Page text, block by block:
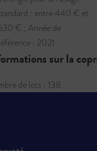
: entre 440 € et
€ ; Année de
: 2021
sur la
de lots : 138